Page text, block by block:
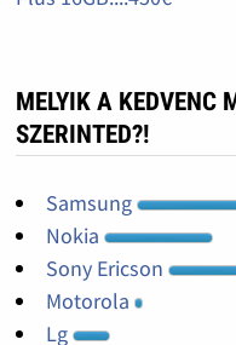
MELYIK A KEDVENC
SZERINTED?!
Samsung
Nokia
Sony Ericson
Motorola
Lg